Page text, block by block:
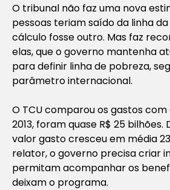
O tribunal não faz uma nova
pessoas teriam saído da linha
cálculo fosse outro. Mas faz
elas, que o governo mantenha
para definir linha de pobreza,
parâmetro internacional.
O TCU comparou os gastos
2013, foram quase R$ 25 bilhões.
valor gasto cresceu em média
relator, o governo precisa criar
permitam acompanhar os
deixam o programa.